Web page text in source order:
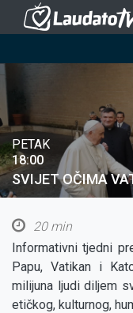
Skoči
sadržaj
PETAK
18:00
SVIJET OČIMA
20 min
Informativni tjedni
Papu, Vatikan i
milijuna ljudi diljem
etičkog, kulturnog,